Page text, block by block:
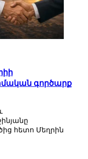
գործարք
հետո Մեղրին